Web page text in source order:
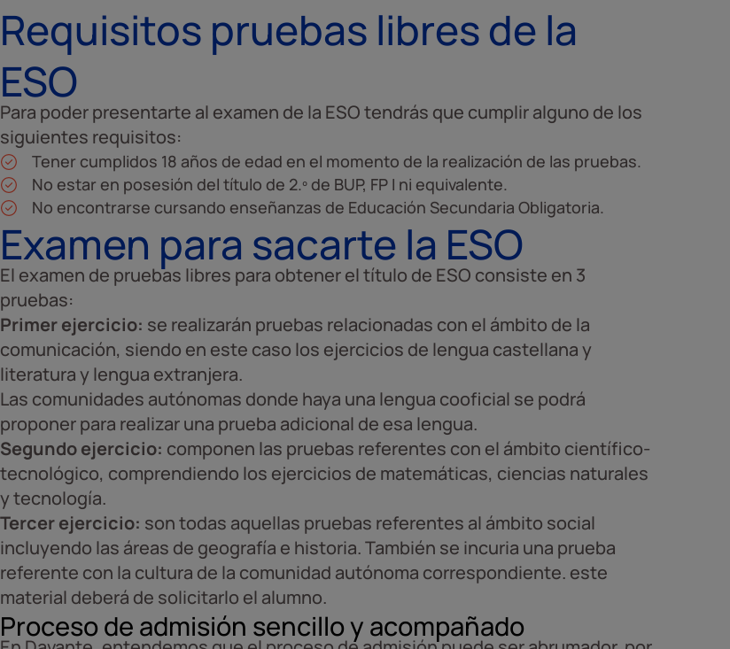
Requisitos pruebas libres de la
ESO
Para poder presentarte al examen de la ESO tendrás que cumplir alguno de los
siguientes requisitos:
Tener cumplidos 18 años de edad en el momento de la realización de las pruebas.
No estar en posesión del título de 2.º de BUP, FP I ni equivalente.
No encontrarse cursando enseñanzas de Educación Secundaria Obligatoria.
Examen para sacarte la ESO
El examen de pruebas libres para obtener el título de ESO consiste en 3
pruebas:
Primer ejercicio: se realizarán pruebas relacionadas con el ámbito de la
comunicación, siendo en este caso los ejercicios de lengua castellana y
literatura y lengua extranjera.
Las comunidades autónomas donde haya una lengua cooficial se podrá
proponer para realizar una prueba adicional de esa lengua.
Segundo ejercicio: componen las pruebas referentes con el ámbito científico-
tecnológico, comprendiendo los ejercicios de matemáticas, ciencias naturales
y tecnología.
Tercer ejercicio: son todas aquellas pruebas referentes al ámbito social
incluyendo las áreas de geografía e historia. También se incuria una prueba
referente con la cultura de la comunidad autónoma correspondiente. este
material deberá de solicitarlo el alumno.
Proceso de admisión sencillo y acompañado